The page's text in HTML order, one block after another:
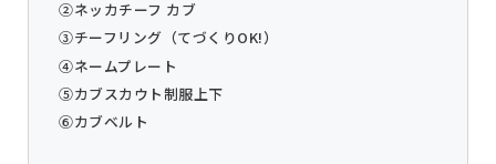
②ネッカチーフ カブ
③チーフリング（てづくりOK!）
④ネームプレート
⑤カブスカウト制服上下
⑥カブベルト